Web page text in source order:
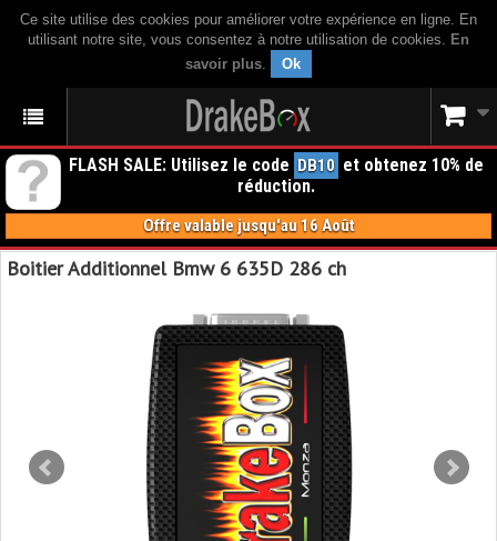
Ce site utilise des cookies pour améliorer votre expérience en ligne. En
utilisant notre site, vous consentez à notre utilisation de cookies. En
savoir plus. Ok
FLASH SALE: Utilisez le code DB10 et obtenez 10% de
réduction.
Offre valable jusqu'au 16 Août
Boitier Additionnel Bmw 6 635D 286 ch